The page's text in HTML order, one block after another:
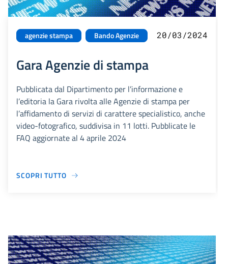
agenzie stampa Bando Agenzie 20/03/2024
Gara Agenzie di stampa
Pubblicata dal Dipartimento per l’informazione e
l’editoria la Gara rivolta alle Agenzie di stampa per
l’affidamento di servizi di carattere specialistico, anche
video-fotografico, suddivisa in 11 lotti. Pubblicate le
FAQ aggiornate al 4 aprile 2024
SCOPRI TUTTO